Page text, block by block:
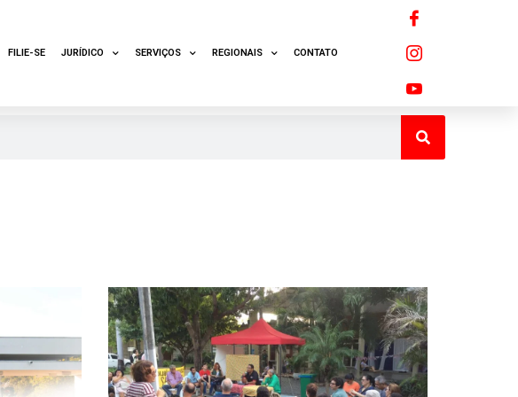
FILIE-SE JURÍDICO SERVIÇOS REGIONAIS CONTATO